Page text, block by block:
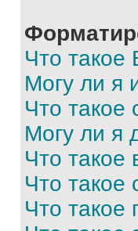
Что такое
Могу ли я
Что такое
Могу ли я
Что такое
Что такое
Что такое